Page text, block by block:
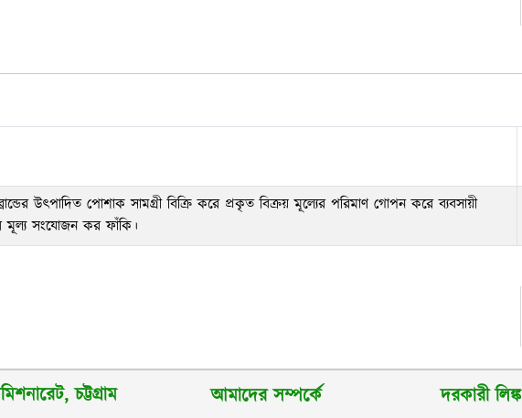
উৎপাদিত পোশাক সামগ্রী বিক্রি করে প্রকৃত বিক্রয় মূল্যের পরিমাণ গোপন করে ব্যবসায়ী
মূল্য সংযোজন কর ফাঁকি।
চট্টগ্রাম আমাদের সম্পর্কে দরকারী লিঙ্ক